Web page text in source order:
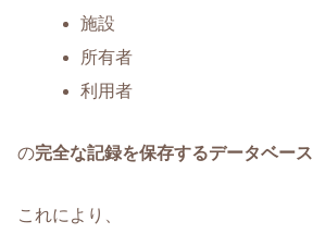
施設
所有者
利用者
の完全な記録を保存するデータベース
これにより、